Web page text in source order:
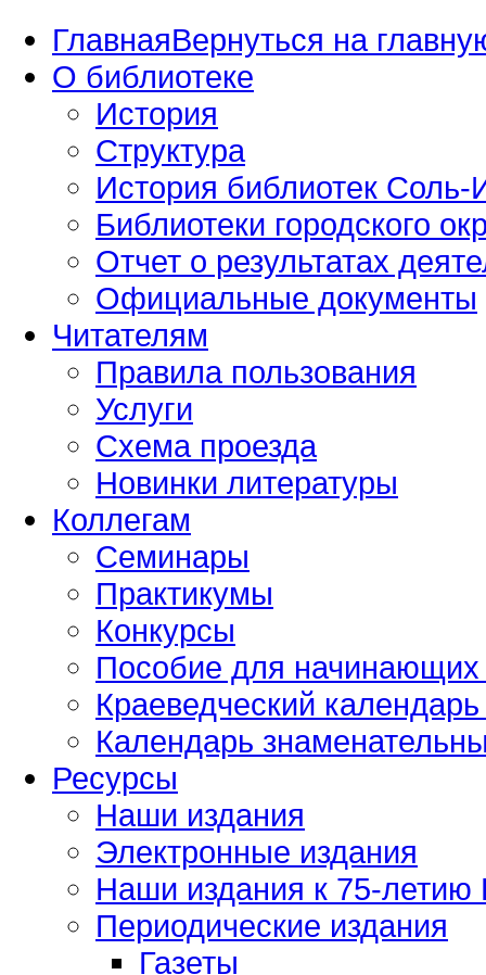
ГлавнаяВернуться на
О библиотеке
История
Структура
История библиотек Соль-
Библиотеки городского
Отчет о результатах
Официальные документы
Читателям
Правила пользования
Услуги
Схема проезда
Новинки литературы
Коллегам
Семинары
Практикумы
Конкурсы
Пособие для начинающих
Краеведческий
Календарь
Ресурсы
Наши издания
Электронные издания
Наши издания к 75-
Периодические издания
Газеты